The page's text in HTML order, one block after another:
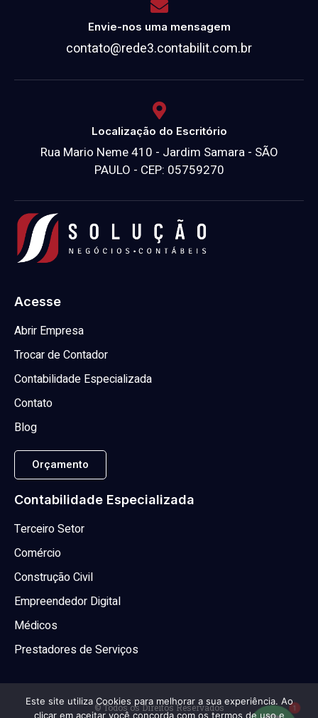
Envie-nos uma mensagem
contato@rede3.contabilit.com.br
Localização do Escritório
Rua Mario Neme 410 - Jardim Samara - SÃO
PAULO - CEP: 05759270
Acesse
Abrir Empresa
Trocar de Contador
Contabilidade Especializada
Contato
Blog
Orçamento
Contabilidade Especializada
Terceiro Setor
Comércio
Construção Civil
Empreendedor Digital
Médicos
Prestadores de Serviços
© Todos os Direitos Reservados
Este site utiliza Cookies para melhorar a sua experiência. Ao
clicar em aceitar você concorda com os termos de uso e
1